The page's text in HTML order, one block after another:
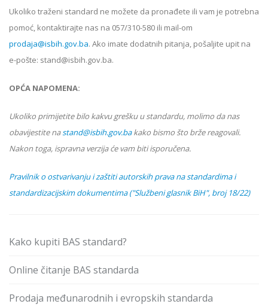
Ukoliko traženi standard ne možete da pronađete ili vam je potrebna
pomoć, kontaktirajte nas na 057/310-580 ili mail-om
prodaja@isbih.gov.ba. Ako imate dodatnih pitanja, pošaljite upit na
e-pošte: stand@isbih.gov.ba.
OPĆA NAPOMENA:
Ukoliko primijetite bilo kakvu grešku u standardu, molimo da nas
obavijestite nastand@isbih.gov.bakako bismo što brže reagovali.
Nakon toga, ispravna verzija će vam biti isporučena.
Pravilnik o ostvarivanju i zaštiti autorskih prava na standardima i
standardizacijskim dokumentima ("Službeni glasnik BiH", broj 18/22)
Kako kupiti BAS standard?
Online čitanje BAS standarda
Prodaja međunarodnih i evropskih standarda